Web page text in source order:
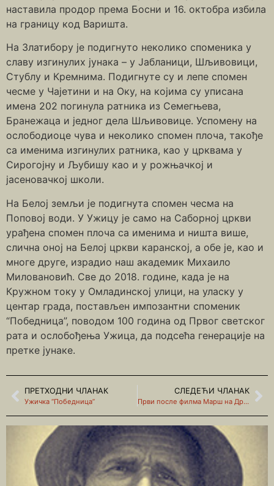
наставила продор према Босни и 16. октобра избила
на границу код Варишта.
На Златибору је подигнуто неколико споменика у
славу изгинулих јунака – у Јабланици, Шљивовици,
Стублу и Кремнима. Подигнуте су и лепе спомен
чесме у Чајетини и на Оку, на којима су уписана
имена 202 погинула ратника из Семегњева,
Бранежаца и једног дела Шљивовице. Успомену на
ослободиоце чува и неколико спомен плоча, такође
са именима изгинулих ратника, као у црквама у
Сирогојну и Љубишу као и у рожњачкој и
јасеновачкој школи.
На Белој земљи је подигнута спомен чесма на
Поповој води. У Ужицу је само на Саборној цркви
урађена спомен плоча са именима и ништа више,
слична оној на Белој цркви каранској, а обе је, као и
многе друге, израдио наш академик Михаило
Миловановић. Све до 2018. године, када је на
Кружном току у Омладинској улици, на уласку у
центар града, постављен импозантни споменик
“Победница”, поводом 100 година од Првог светског
рата и ослобођења Ужица, да подсећа генерације на
претке јунаке.
ПРЕТХОДНИ ЧЛАНАК
Ужичка “Победница”
СЛЕДЕЋИ ЧЛАНАК
Први после филма Марш на Дрину